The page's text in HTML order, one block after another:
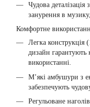
Чудова деталізація
занурення в
Комфортне
Легка конструкція
дизайн гарантують
використанні.
М’які амбушури з
забезпечують
Регульоване